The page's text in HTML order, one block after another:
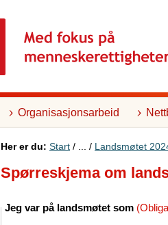
Organisasjonsarbeid
Her er du: Start / ... / Landsmøtet
Spørreskjema om
Jeg var på landsmøtet som